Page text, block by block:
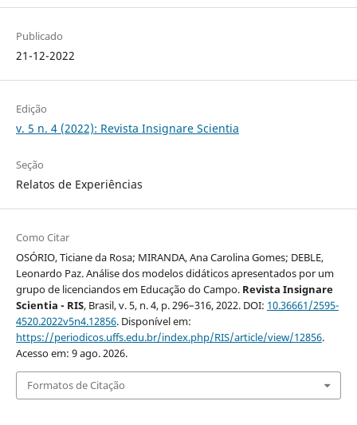
Publicado
21-12-2022
Edição
v. 5 n. 4 (2022): Revista Insignare Scientia
Seção
Relatos de Experiências
Como Citar
OSÓRIO, Ticiane da Rosa; MIRANDA, Ana Carolina Gomes; DEBLE,
Leonardo Paz. Análise dos modelos didáticos apresentados por um
grupo de licenciandos em Educação do Campo. Revista Insignare
Scientia - RIS, Brasil, v. 5, n. 4, p. 296–316, 2022. DOI: 10.36661/2595-
4520.2022v5n4.12856. Disponível em:
https://periodicos.uffs.edu.br/index.php/RIS/article/view/12856.
Acesso em: 9 ago. 2026.
Formatos de Citação